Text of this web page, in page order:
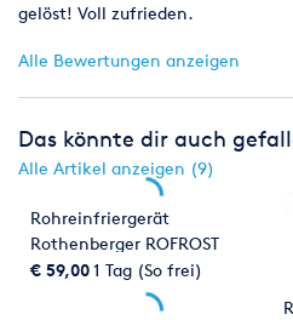
gelöst! Voll zufrieden.
Alle Bewertungen anzeigen
Das könnte dir auch
Alle Artikel anzeigen (9)
Rohreinfriergerät
Rothenberger ROFROST
TURBO bis 1 1/4"
€ 59,001 Tag (So frei)